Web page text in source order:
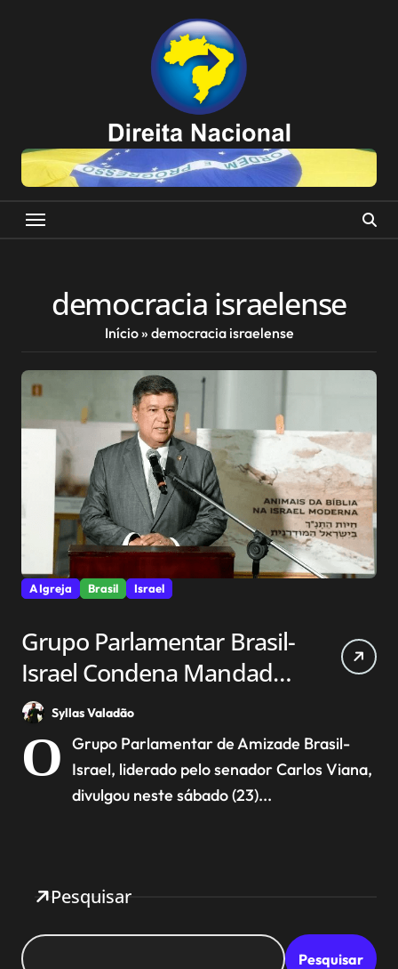
democracia israelense
Início» democracia israelense
A Igreja Brasil Israel
Grupo Parlamentar Brasil-
Israel Condena Mandado
de Prisão do TPI Contra
Netanyahu
Syllas Valadão
O Grupo Parlamentar de Amizade Brasil-
Israel, liderado pelo senador Carlos Viana,
divulgou neste sábado (23)...
Pesquisar
Pesquisar